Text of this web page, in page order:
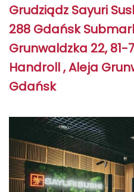
Grudziądz Sayuri
288 Gdańsk
Grunwaldzka 22,
Handroll , Aleja
Gdańsk